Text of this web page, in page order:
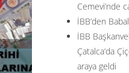
Cemevi’nde
İBB’den
İBB
Çatalca’da
araya geldi